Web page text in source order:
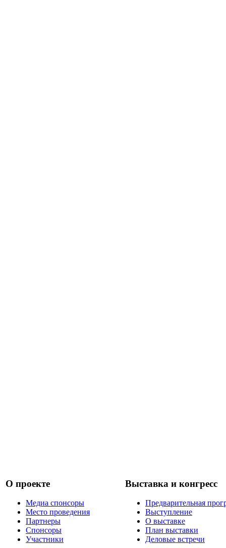
О проекте
Медиа спонсоры
Место проведения
Партнеры
Спонсоры
Участники
Выставка и конгресс
Предварительная
Выступление
О выставке
План выставки
Деловые встречи